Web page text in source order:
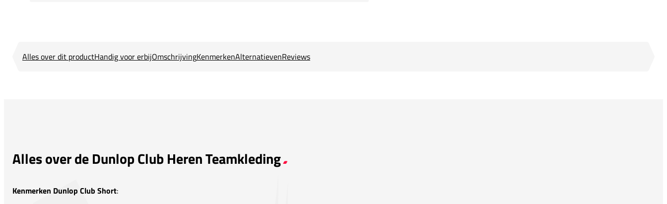
Alles over dit productHandig voor erbijOmschrijvingKenmerkenAlternatievenReviews
Alles over de Dunlop Club Heren Teamkleding
Kenmerken Dunlop Club Short: